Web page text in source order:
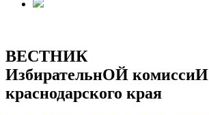
ВЕСТНИК
ИзбирательнОЙ комиссиИ
краснодарского края